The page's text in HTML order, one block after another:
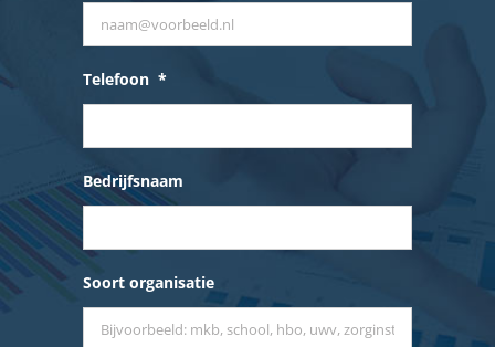
Telefoon *
Bedrijfsnaam
Soort organisatie